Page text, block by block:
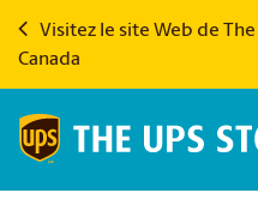
Visitez le site Web de The
Canada